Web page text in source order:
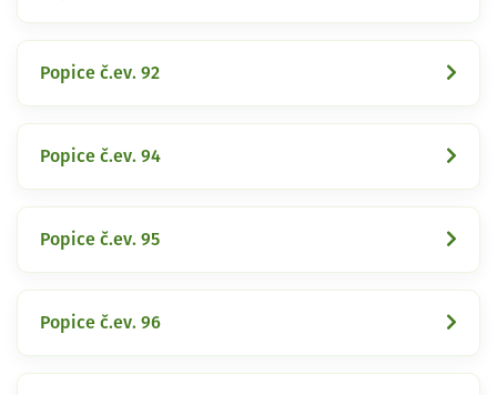
Popice č.ev. 92
Popice č.ev. 94
Popice č.ev. 95
Popice č.ev. 96